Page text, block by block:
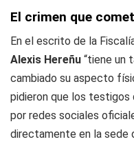
El crimen que
En el escrito de la
Alexis Hereñu “tiene un
cambiado su aspecto
pidieron que los testigos
por redes sociales
directamente en la sede